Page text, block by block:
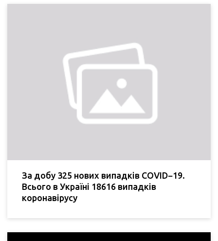
За добу 325 нових випадків COVID−19.
Всього в Україні 18616 випадків
коронавірусу